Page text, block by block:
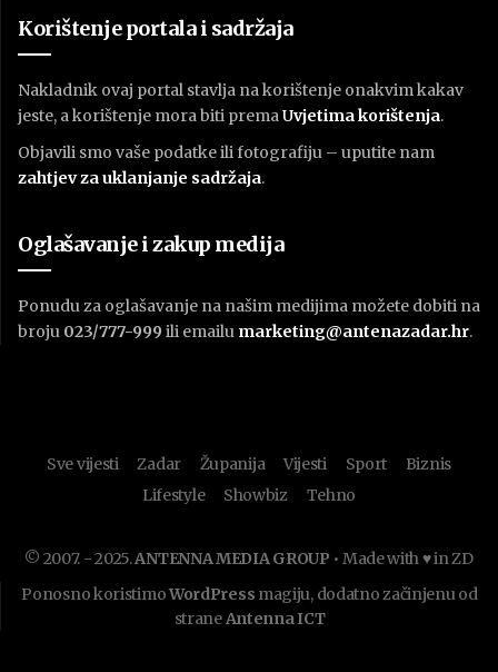
Korištenje portala i sadržaja
Nakladnik ovaj portal stavlja na korištenje onakvim kakav
jeste, a korištenje mora biti premaUvjetima korištenja.
Objavili smo vaše podatke ili fotografiju – uputite nam
zahtjev za uklanjanje sadržaja.
Oglašavanje i zakup medija
Ponudu za oglašavanje na našim medijima možete dobiti na
broju 023/777-999 ili emailu marketing@antenazadar.hr.
Sve vijesti Zadar Županija Vijesti Sport
Biznis
Lifestyle
Showbiz Tehno
© 2007. - 2025.ANTENNA MEDIA GROUP • Made with ♥ in ZD
Ponosno koristimoWordPress magiju, dodatno začinjenu od
straneAntenna ICT